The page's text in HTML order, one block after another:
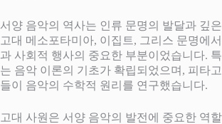
서양 음악의 역사는 인류 문명의 발달과 깊
고대 메소포타미아, 이집트, 그리스 문명에
과 사회적 행사의 중요한 부분이었습니다.
는 음악 이론의 기초가 확립되었으며, 피타
들이 음악의 수학적 원리를 연구했습니다.
고대 사원은 서양 음악의 발전에 중요한 역